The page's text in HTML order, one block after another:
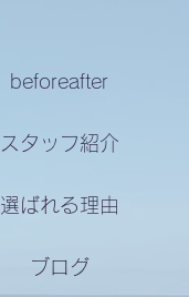
beforeafter
スタッフ紹介
選ばれる理由
ブログ